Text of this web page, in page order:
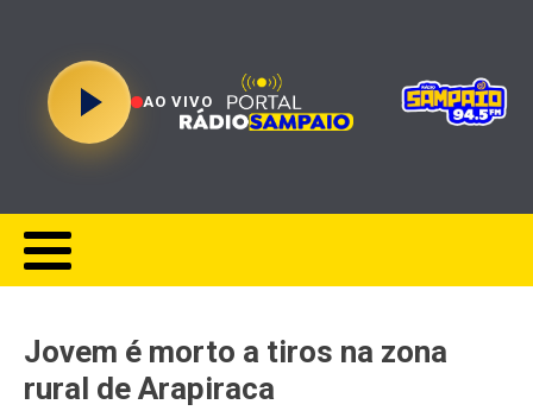
AO VIVO
Jovem é morto a tiros na zona
rural de Arapiraca